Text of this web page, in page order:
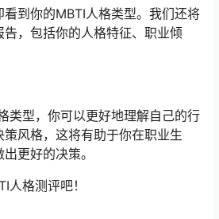
到你的MBTI人格类型。我们还将
，包括你的人格特征、职业倾
类型，你可以更好地理解自己的行
风格，这将有助于你在职业生
更好的决策。
人格测评吧！